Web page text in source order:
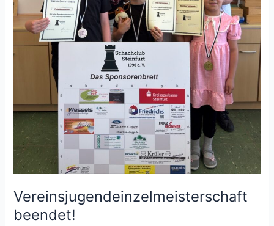
Vereinsjugendeinzelmeisterschaft
beendet!